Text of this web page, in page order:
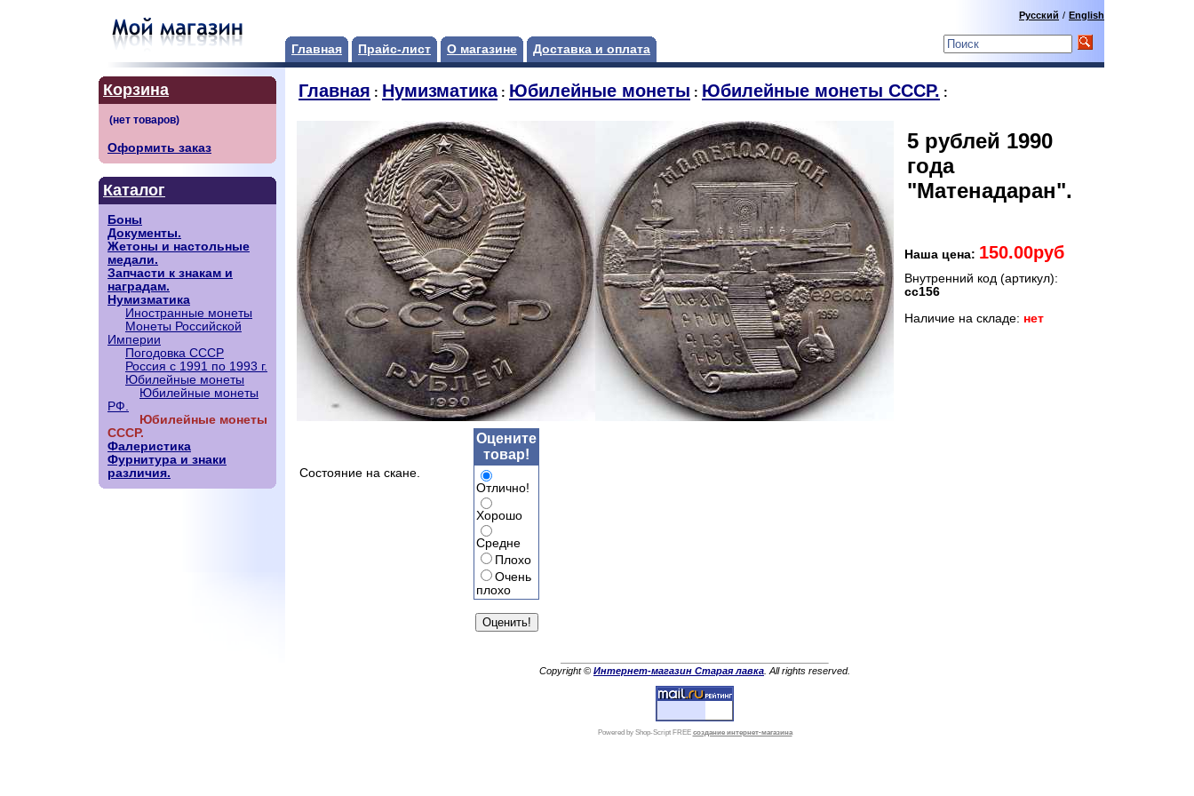
Главная Прайс-лист О магазине Доставка и оплата
Русский / English
Корзина
Оформить заказ
Каталог
Боны
Документы.
Жетоны и настольные
медали.
Запчасти к знакам и
наградам.
Нумизматика
Иностранные монеты
Монеты Российской
Империи
Погодовка СССР
Россия с 1991 по 1993 г.
Юбилейные монеты
Юбилейные монеты
РФ.
Юбилейные монеты
СССР.
Фалеристика
Фурнитура и знаки
различия.
Главная : Нумизматика: Юбилейные монеты : Юбилейные монеты СССР. :
5 рублей 1990
года
"Матенадаран".
Наша цена: 150.00руб
Внутренний код (артикул):
сс156
Наличие на складе: нет
Состояние на скане.
Оцените
товар!
Отлично!
Хорошо
Средне
Плохо
Очень
плохо
Copyright © Интернет-магазин Старая лавка . All rights reserved.
Powered by Shop-Script FREE создание интернет-магазина